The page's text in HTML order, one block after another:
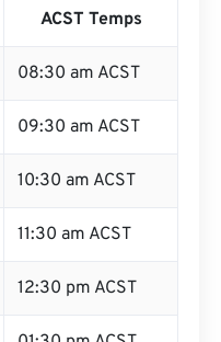
ACST Temps
08:30 am ACST
09:30 am ACST
10:30 am ACST
11:30 am ACST
12:30 pm ACST